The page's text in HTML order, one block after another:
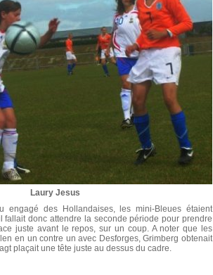
Laury Jesus
des Hollandaises, les mini-Bleues étaient
donc attendre la seconde période pour prendre
juste avant le repos, sur un coup. A noter que les
en un contre un avec Desforges, Grimberg obtenait
plaçait une tête juste au dessus du cadre.